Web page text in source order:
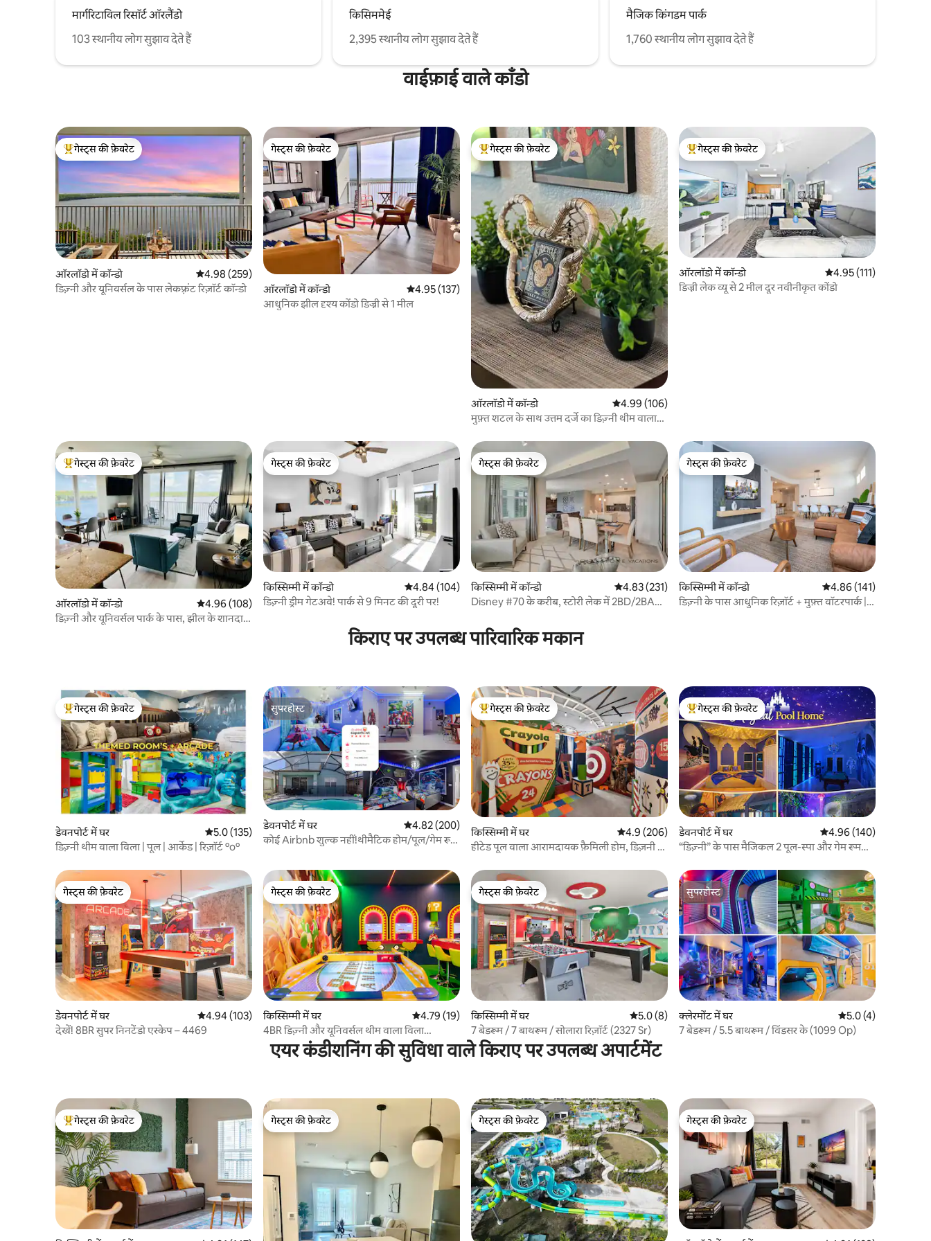
मार्गरिटाविल रिसॉर्ट ऑरलैंडो
103 स्थानीय लोग सुझाव देते हैं
किसिममेई
2,395 स्थानीय लोग सुझाव देते हैं
मैजिक किंगडम पार्क
1,760 स्थानीय लोग सुझाव देते हैं
वाईफ़ाई वाले काँडो
गेस्ट्स का टॉप फ़ेवरेट
गेस्ट्स की फ़ेवरेट
ऑरलॉडो में कॉन्डो औसत रेटिंग 5 में से 4.98, 259 समीक्षाएँ
4.98 (259)
डिज़्नी और यूनिवर्सल के पास लेकफ़्रंट रिज़ॉर्ट कॉन्डो
गेस्ट्स की फ़ेवरेट
गेस्ट्स की फ़ेवरेट
ऑरलॉडो में कॉन्डो औसत रेटिंग 5 में से 4.95, 137 समीक्षाएँ
4.95 (137)
आधुनिक झील दृश्य कोंडो डिज्नी से 1 मील
गेस्ट्स का टॉप फ़ेवरेट
गेस्ट्स की फ़ेवरेट
ऑरलॉडो में कॉन्डो औसत रेटिंग 5 में से 4.99, 106 समीक्षाएँ
4.99 (106)
मुफ़्त शटल के साथ उत्तम दर्जे का डिज़्नी थीम वाला
गेस्ट्स का टॉप फ़ेवरेट
गेस्ट्स की फ़ेवरेट
ऑरलॉडो में कॉन्डो औसत रेटिंग 5 में से 4.95,
4.95 (111)
डिज्नी लेक व्यू से 2 मील दूर नवीनीकृत कोंडो
गेस्ट्स का टॉप फ़ेवरेट
गेस्ट्स की फ़ेवरेट
ऑरलॉडो में कॉन्डो औसत रेटिंग 5 में से 4.96, 108 समीक्षाएँ
4.96 (108)
डिज़्नी और यूनिवर्सल पार्क के पास, झील के शानदार
गेस्ट्स की फ़ेवरेट
गेस्ट्स की फ़ेवरेट
किस्सिम्मी में कॉन्डो औसत रेटिंग 5 में से 4.84, 104 समीक्षाएँ
4.84 (104)
डिज़्नी ड्रीम गेटअवे! पार्क से 9 मिनट की दूरी पर!
गेस्ट्स की फ़ेवरेट
गेस्ट्स की फ़ेवरेट
किस्सिम्मी में कॉन्डो औसत रेटिंग 5 में से 4.83, 231 समीक्षाएँ
4.83 (231)
Disney #70 के करीब, स्टोरी लेक में 2BD/2BA
गेस्ट्स की फ़ेवरेट
गेस्ट्स की फ़ेवरेट
किस्सिम्मी में कॉन्डो औसत रेटिंग 5 में से 4.86,
4.86 (141)
डिज़्नी के पास आधुनिक रिज़ॉर्ट + मुफ़्त वॉटरपार्क |
किराए पर उपलब्ध पारिवारिक मकान
गेस्ट्स का टॉप फ़ेवरेट
गेस्ट्स की फ़ेवरेट
डेवनपोर्ट में घर औसत रेटिंग 5 में से 5.0, 135 समीक्षाएँ
5.0 (135)
डिज़्नी थीम वाला विला | पूल | आर्केड | रिज़ॉर्ट ºoº
सुपरहोस्ट
सुपरहोस्ट
डेवनपोर्ट में घर औसत रेटिंग 5 में से 4.82, 200 समीक्षाएँ
4.82 (200)
कोई Airbnb शुल्क नहीं!थीमैटिक होम/पूल/गेम रूम
गेस्ट्स का टॉप फ़ेवरेट
गेस्ट्स की फ़ेवरेट
किस्सिम्मी में घर औसत रेटिंग 5 में से 4.9, 206 समीक्षाएँ
4.9 (206)
हीटेड पूल वाला आरामदायक फ़ैमिली होम, डिज़नी से
गेस्ट्स का टॉप फ़ेवरेट
गेस्ट्स की फ़ेवरेट
डेवनपोर्ट में घर औसत रेटिंग 5 में से 4.96,
4.96 (140)
“डिज़्नी” के पास मैजिकल 2 पूल-स्पा और गेम रूम
गेस्ट्स की फ़ेवरेट
गेस्ट्स की फ़ेवरेट
डेवनपोर्ट में घर औसत रेटिंग 5 में से 4.94, 103 समीक्षाएँ
4.94 (103)
देखें! 8BR सुपर निनटेंडो एस्केप – 4469
गेस्ट्स की फ़ेवरेट
गेस्ट्स की फ़ेवरेट
किस्सिम्मी में घर औसत रेटिंग 5 में से 4.79, 19 समीक्षाएँ
4.79 (19)
4BR डिज़्नी और यूनिवर्सल थीम वाला विला
रीयूनियन रिज़ॉर्ट
गेस्ट्स की फ़ेवरेट
गेस्ट्स की फ़ेवरेट
किस्सिम्मी में घर औसत रेटिंग 5 में से 5.0, 8 समीक्षाएँ
5.0 (8)
7 बेडरूम / 7 बाथरूम / सोलारा रिज़ॉर्ट (2327 Sr)
सुपरहोस्ट
सुपरहोस्ट
क्लेरमोंट में घर औसत रेटिंग 5 में से 5.0,
5.0 (4)
7 बेडरूम / 5.5 बाथरूम / विंडसर के (1099 Op)
एयर कंडीशनिंग की सुविधा वाले किराए पर उपलब्ध अपार्टमेंट
गेस्ट्स का टॉप फ़ेवरेट
गेस्ट्स की फ़ेवरेट
गेस्ट्स की फ़ेवरेट
गेस्ट्स की फ़ेवरेट
गेस्ट्स की फ़ेवरेट
गेस्ट्स की फ़ेवरेट
गेस्ट्स की फ़ेवरेट
गेस्ट्स की फ़ेवरेट